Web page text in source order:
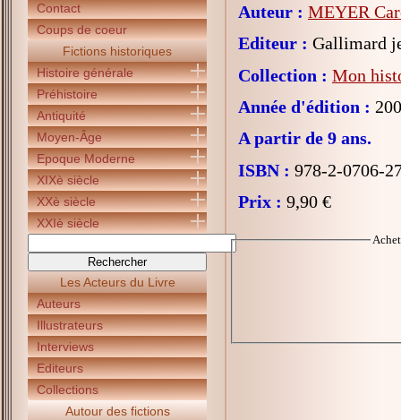
Contact
Coups de coeur
Fictions historiques
Histoire générale
Préhistoire
Antiquité
Moyen-Âge
Epoque Moderne
XIXè siècle
XXè siècle
XXIè siècle
Les Acteurs du Livre
Auteurs
Illustrateurs
Interviews
Editeurs
Collections
Autour des fictions
Auteur : MEYER
Editeur : Gallimard
Collection : Mon
Année d'édition :
A partir de 9 ans.
ISBN : 978-2-0706-
Prix : 9,90 €